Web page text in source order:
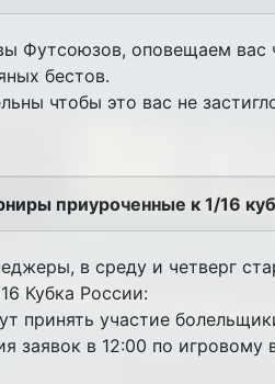
Футсоюзов, оповещаем вас
бестов.
чтобы это вас не
приуроченные к 1/16
в среду и четверг
Кубка России:
принять участие
заявок в 12:00 по игровому